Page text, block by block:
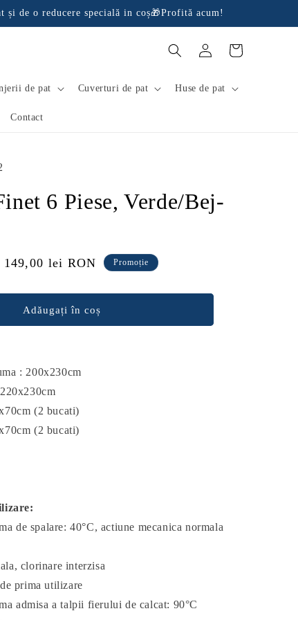
și de o reducere specială in coș🎁Profită acum!
de pat Cuverturi de pat Huse de pat
Contact
Conectați-
Coș
6 Piese, Verde/Bej-
Preț
149,00 lei RON Promoție
Adăugați în coș
: 200x230cm
(2 bucati)
(2 bucati)
de spalare: 40°C, actiune mecanica normala
clorinare interzisa
prima utilizare
admisa a talpii fierului de calcat: 90°C